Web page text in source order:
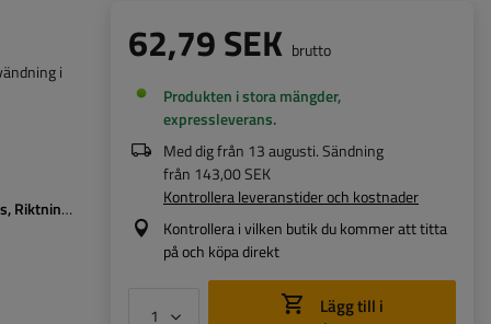
i
Riktningsindikator Bakåtriktad
62,79 SEK brutto
Produkten i stora mängder,
expressleverans
Med dig från 13 augusti. Sändning
från 143,00 SEK
Kontrollera leveranstider och kostnader
Kontrollera i vilken butik du kommer att titta
på och köpa direkt